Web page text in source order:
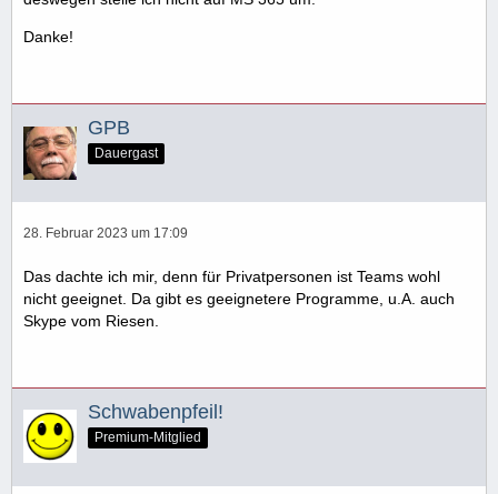
Danke!
GPB
Dauergast
28. Februar 2023 um 17:09
Das dachte ich mir, denn für Privatpersonen ist Teams wohl
nicht geeignet. Da gibt es geeignetere Programme, u.A. auch
Skype vom Riesen.
Schwabenpfeil!
Premium-Mitglied